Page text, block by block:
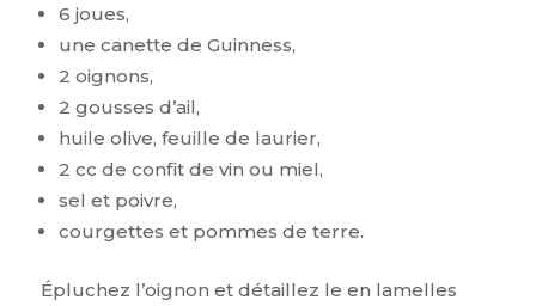
6 joues,
une canette de Guinness,
2 oignons,
2 gousses d’ail,
huile olive, feuille de laurier,
2 cc de confit de vin ou miel,
sel et poivre,
courgettes et pommes de terre.
Épluchez l’oignon et détaillez le en lamelles